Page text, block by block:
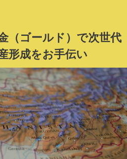
（ゴールド）で次世代
形成をお手伝い